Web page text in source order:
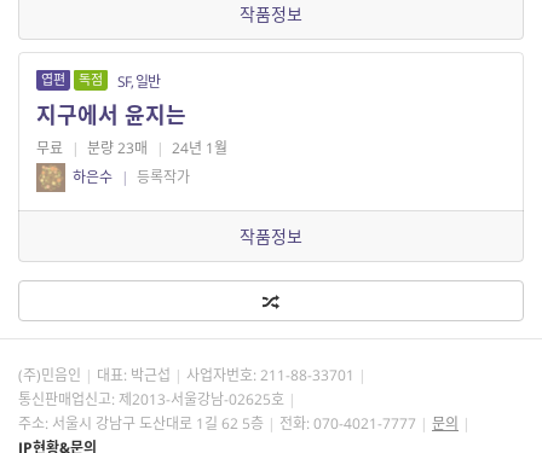
작품정보
엽편 독점 SF, 일반
지구에서 윤지는
무료 | 분량 23매 | 24년 1월
하은수 | 등록작가
작품정보
(주)민음인 대표: 박근섭 사업자번호: 211-88-33701
통신판매업신고: 제2013-서울강남-02625호
주소: 서울시 강남구 도산대로 1길 62 5층
전화: 070-4021-7777
문의
IP현황&문의